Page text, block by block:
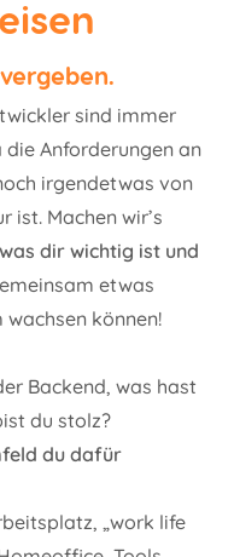
sind immer
Anforderungen an
irgendetwas von
ist. Machen wir’s
dir wichtig ist und
etwas
können!
Backend, was hast
du stolz?
du dafür
„work life